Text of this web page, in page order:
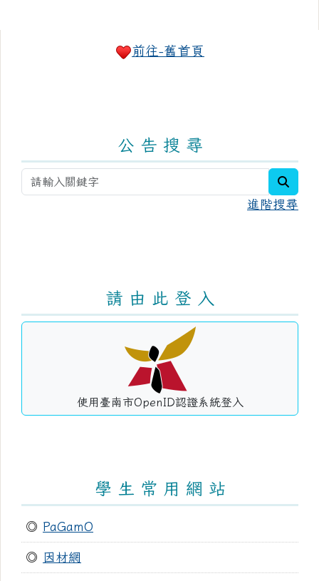
前往-舊首頁
公 告 搜 尋
進階搜尋
請 由 此 登 入
使用臺南市OpenID認證系統登入
學 生 常 用 網 站
◎ PaGamO
◎ 因材網